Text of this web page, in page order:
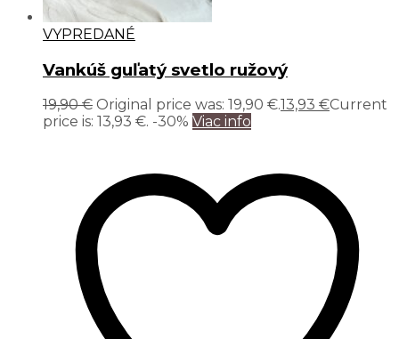
VYPREDANÉ
Vankúš guľatý svetlo ružový
19,90€ Original price was: 19,90 €.13,93 €Current
price is: 13,93 €. -30% Viac info